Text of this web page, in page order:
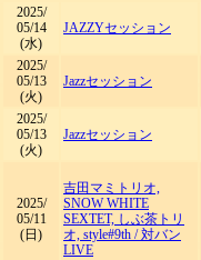
2025/
05/14
(水)
JAZZYセッション
2025/
05/13
(火)
Jazzセッション
2025/
05/13
(火)
Jazzセッション
2025/
05/11
(日)
吉田マミトリオ,
SNOW WHITE
SEXTET, しぶ茶トリ
オ, style#9th /対バン
LIVE